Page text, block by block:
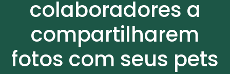
colaboradores a
compartilharem
fotos com seus pets